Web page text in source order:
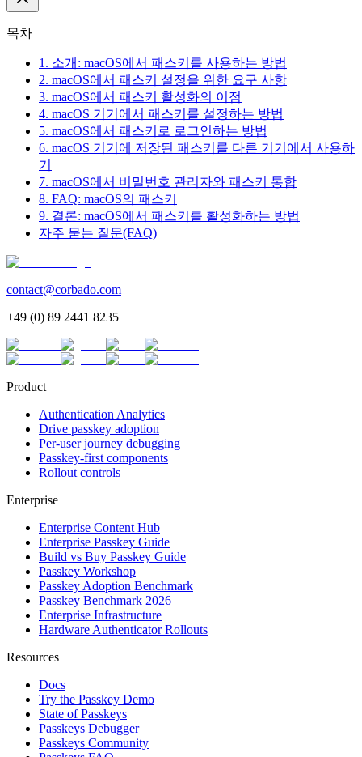
목차
1. 소개: macOS에서 패스키를 사용하는 방법
2. macOS에서 패스키 설정을 위한 요구 사항
3. macOS에서 패스키 활성화의 이점
4. macOS 기기에서 패스키를 설정하는 방법
5. macOS에서 패스키로 로그인하는 방법
6. macOS 기기에 저장된 패스키를 다른 기기에서 사용하
기
7. macOS에서 비밀번호 관리자와 패스키 통합
8. FAQ: macOS의 패스키
9. 결론: macOS에서 패스키를 활성화하는 방법
자주 묻는 질문(FAQ)
contact@corbado.com
+49 (0) 89 2441 8235
Product
Authentication Analytics
Drive passkey adoption
Per-user journey debugging
Passkey-first components
Rollout controls
Enterprise
Enterprise Content Hub
Enterprise Passkey Guide
Build vs Buy Passkey Guide
Passkey Workshop
Passkey Adoption Benchmark
Passkey Benchmark 2026
Enterprise Infrastructure
Hardware Authenticator Rollouts
Resources
Docs
Try the Passkey Demo
State of Passkeys
Passkeys Debugger
Passkeys Community